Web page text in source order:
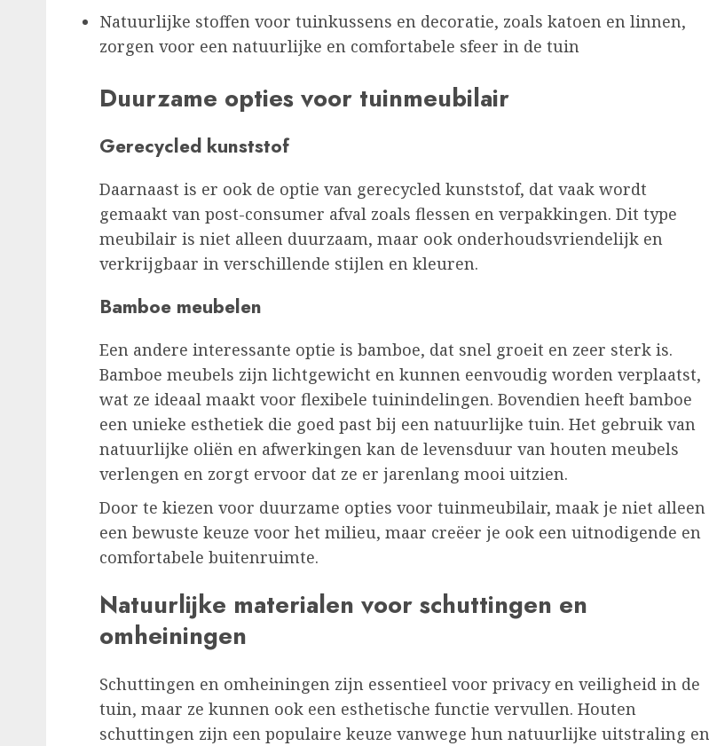
Natuurlijke stoffen voor tuinkussens en decoratie, zoals katoen en linnen,
zorgen voor een natuurlijke en comfortabele sfeer in de tuin
Duurzame opties voor tuinmeubilair
Gerecycled kunststof
Daarnaast is er ook de optie van gerecycled kunststof, dat vaak wordt
gemaakt van post-consumer afval zoals flessen en verpakkingen. Dit type
meubilair is niet alleen duurzaam, maar ook onderhoudsvriendelijk en
verkrijgbaar in verschillende stijlen en kleuren.
Bamboe meubelen
Een andere interessante optie is bamboe, dat snel groeit en zeer sterk is.
Bamboe meubels zijn lichtgewicht en kunnen eenvoudig worden verplaatst,
wat ze ideaal maakt voor flexibele tuinindelingen. Bovendien heeft bamboe
een unieke esthetiek die goed past bij een natuurlijke tuin. Het gebruik van
natuurlijke oliën en afwerkingen kan de levensduur van houten meubels
verlengen en zorgt ervoor dat ze er jarenlang mooi uitzien.
Door te kiezen voor duurzame opties voor tuinmeubilair, maak je niet alleen
een bewuste keuze voor het milieu, maar creëer je ook een uitnodigende en
comfortabele buitenruimte.
Natuurlijke materialen voor schuttingen en
omheiningen
Schuttingen en omheiningen zijn essentieel voor privacy en veiligheid in de
tuin, maar ze kunnen ook een esthetische functie vervullen. Houten
schuttingen zijn een populaire keuze vanwege hun natuurlijke uitstraling en